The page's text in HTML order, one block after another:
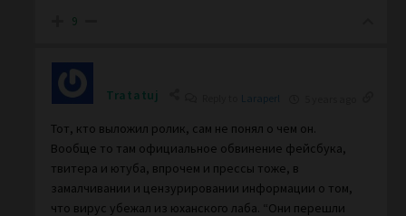
9
Tratatuj Laraperl
Тот, кто выложил ролик, сам не понял о чем он.
Вообще то там официальное обвинение фейсбука,
твитера и ютуба, впрочем и прессы тоже, в
замалчивании и цензурировании информации о том,
что вирус убежал из юханского лаба. “Они перешли